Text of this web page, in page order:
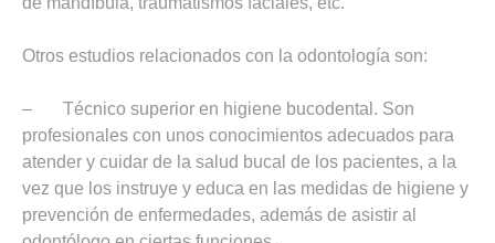
Otros estudios relacionados con la odontología son:
– Técnico superior en higiene bucodental. Son
profesionales con unos conocimientos adecuados para
atender y cuidar de la salud bucal de los pacientes, a la
vez que los instruye y educa en las medidas de higiene y
prevención de enfermedades, además de asistir al